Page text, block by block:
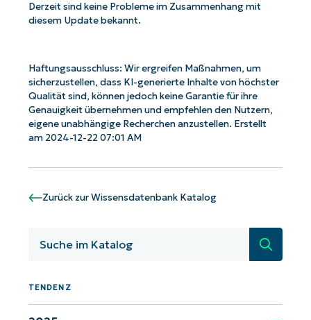
Derzeit sind keine Probleme im Zusammenhang mit
diesem Update bekannt.
Haftungsausschluss: Wir ergreifen Maßnahmen, um
sicherzustellen, dass KI-generierte Inhalte von höchster
Qualität sind, können jedoch keine Garantie für ihre
Genauigkeit übernehmen und empfehlen den Nutzern,
eigene unabhängige Recherchen anzustellen. Erstellt
am 2024-12-22 07:01 AM
Zurück zur Wissensdatenbank Katalog
Suche
TENDENZ
Starten Sie mit NinjaOne AI-gesteuerten
KB-Analysen!
First
Business
email*
Phone
number*
Land